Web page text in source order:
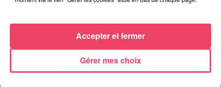
PODCAST AMCO : JEAN-CLAUDE LAMBERT : « À MOLIÈRES, LES
Gérer mes choix
Accepter et fermer